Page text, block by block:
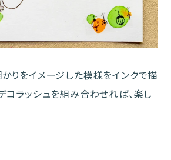
りをイメージした模様をインクで描
コラッシュを組み合わせれば、楽し